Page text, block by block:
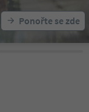
Ponořte se zde